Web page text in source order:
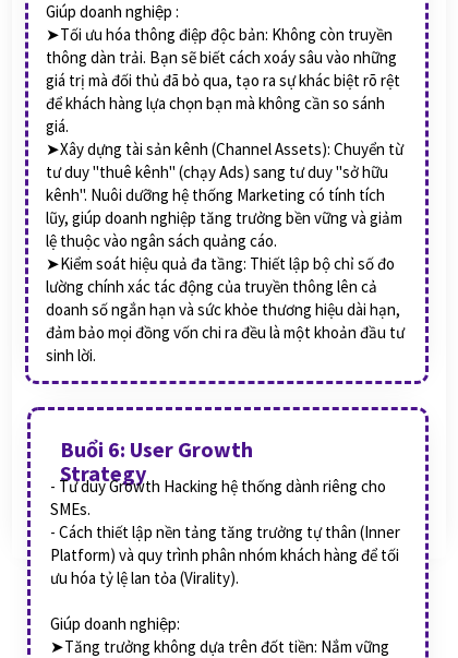
Giúp doanh nghiệp :
➤Tối ưu hóa thông điệp độc bản: Không còn truyền
thông dàn trải. Bạn sẽ biết cách xoáy sâu vào những
giá trị mà đối thủ đã bỏ qua, tạo ra sự khác biệt rõ rệt
để khách hàng lựa chọn bạn mà không cần so sánh
giá.
➤Xây dựng tài sản kênh (Channel Assets): Chuyển từ
tư duy "thuê kênh" (chạy Ads) sang tư duy "sở hữu
kênh". Nuôi dưỡng hệ thống Marketing có tính tích
lũy, giúp doanh nghiệp tăng trưởng bền vững và giảm
lệ thuộc vào ngân sách quảng cáo.
➤Kiểm soát hiệu quả đa tầng: Thiết lập bộ chỉ số đo
lường chính xác tác động của truyền thông lên cả
doanh số ngắn hạn và sức khỏe thương hiệu dài hạn,
đảm bảo mọi đồng vốn chi ra đều là một khoản đầu tư
sinh lời.
Buổi 6: User Growth
Strategy
- Tư duy Growth Hacking hệ thống dành riêng cho
SMEs.
- Cách thiết lập nền tảng tăng trưởng tự thân (Inner
Platform) và quy trình phân nhóm khách hàng để tối
ưu hóa tỷ lệ lan tỏa (Virality).
Giúp doanh nghiệp:
➤Tăng trưởng không dựa trên đốt tiền: Nắm vững